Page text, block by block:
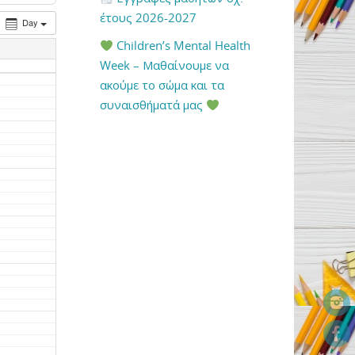
Day
έτους 2026-2027
Children’s Mental Health
Week – Μαθαίνουμε να
ακούμε το σώμα και τα
συναισθήματά μας